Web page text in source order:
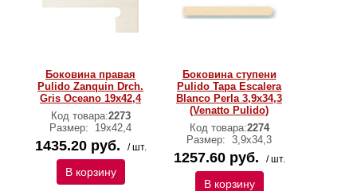
Боковина правая
Pulido Zanquin Drch.
Gris Oceano 19х42,4
Код товара:2273
Размер:
19х42,4
1435.20 руб. / шт.
В корзину
Боковина ступени
Pulido Tapa Escalera
Blanco Perla 3,9х34,3
(Venatto Pulido)
Код товара:2274
Размер: 3,9х34,3
1257.60 руб. / шт.
В корзину